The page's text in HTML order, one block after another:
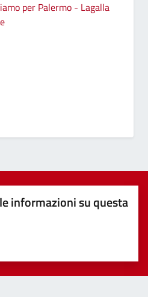
per Palermo - Lagalla
informazioni su questa
su 5
su 5